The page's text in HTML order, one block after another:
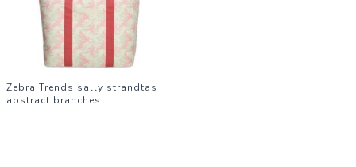
Zebra Trends sally strandtas
abstract branches